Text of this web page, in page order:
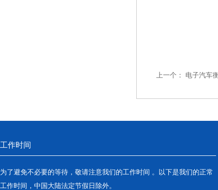
上一个： 电子汽车
工作时间
为了避免不必要的等待，敬请注意我们的工作时间 。以下是我们的正常
工作时间，中国大陆法定节假日除外。